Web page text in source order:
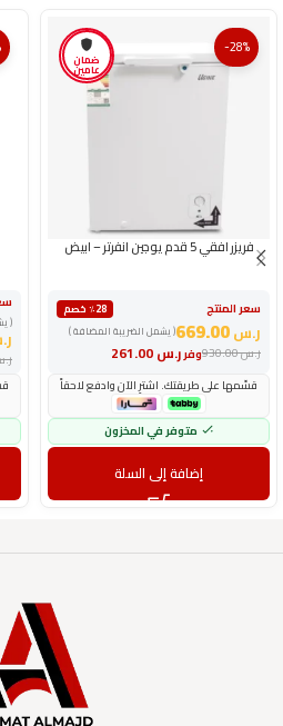
ضمان
عامين
-28%
فريزر افقي 5 قدم يوجين انفرتر – ابيض
سعر المنتج
٪28 خصم
( يشمل الضريبة المضافة )
ر.س
وفرر.س ر.س930.00
قسّمها على طريقتك. اشترِ الآن وادفع لاحقاً
متوفر في المخزون
إضافة إلى السلة
(